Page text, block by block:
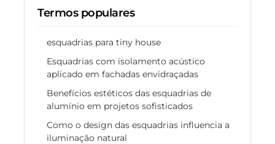
Termos populares
esquadrias para tiny house
Esquadrias com isolamento acústico
aplicado em fachadas envidraçadas
Benefícios estéticos das esquadrias de
alumínio em projetos sofisticados
Como o design das esquadrias influencia a
iluminação natural